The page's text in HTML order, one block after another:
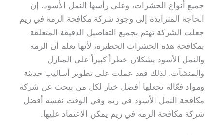
جميع أنواع الحشرات، وعلى رأسها النمل الأسود. إن
الحاجة المتزايدة إلى وجود شركة مكافحة الرمة في ريم
جعلت الشركة تهتم بجميع التفاصيل الدقيقة المتعلقة
بمكافحة هذه الحشرات الخطيرة، لأنها تعلم أن الرمة
والنمل الأسود يشكلان خطراً كبيراً على المنازل
والمنشآت. لذلك فقد عملت على تطوير أساليب حديثة
ومواد فعّالة تجعلها أفضل خيار لكل من يبحث عن شركة
مكافحة النمل الأسود في ريم وفي الوقت نفسه أفضل
شركة مكافحة الرمة في ريم يمكن الاعتماد عليها.